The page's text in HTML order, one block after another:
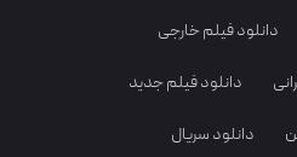
دانلود فیلم خارجی
دانلود فیلم جدید
دانلود سریال